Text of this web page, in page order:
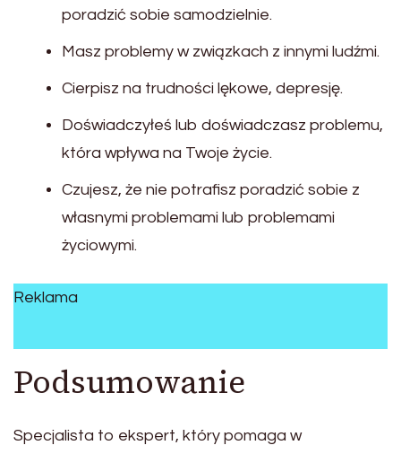
poradzić sobie samodzielnie.
Masz problemy w związkach z innymi ludźmi.
Cierpisz na trudności lękowe, depresję.
Doświadczyłeś lub doświadczasz problemu,
która wpływa na Twoje życie.
Czujesz, że nie potrafisz poradzić sobie z
własnymi problemami lub problemami
życiowymi.
Reklama
Podsumowanie
Specjalista to ekspert, który pomaga w